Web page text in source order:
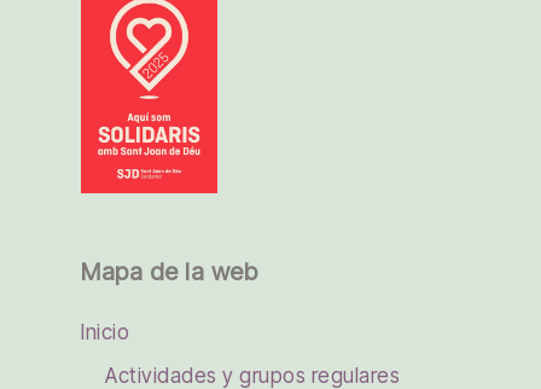
Mapa de la web
Inicio
Actividades y grupos regulares